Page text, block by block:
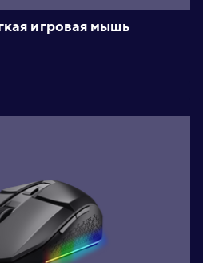
игровая мышь